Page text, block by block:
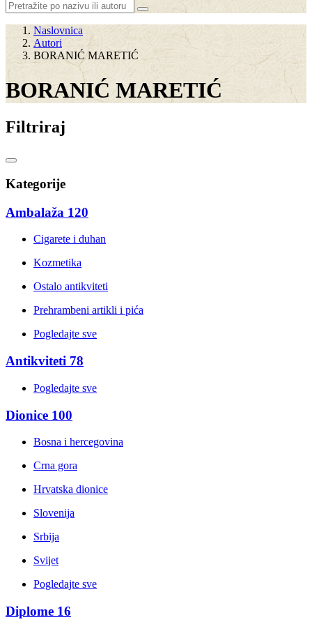
Naslovnica
Autori
BORANIĆ MARETIĆ
BORANIĆ MARETIĆ
Filtriraj
Kategorije
Ambalaža 120
Cigarete i duhan
Kozmetika
Ostalo antikviteti
Prehrambeni artikli i pića
Pogledajte sve
Antikviteti 78
Pogledajte sve
Dionice 100
Bosna i hercegovina
Crna gora
Hrvatska dionice
Slovenija
Srbija
Svijet
Pogledajte sve
Diplome 16